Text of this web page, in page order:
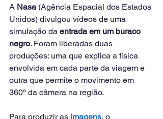
A Nasa (Agência Espacial dos Estados
Unidos) divulgou vídeos de uma
simulação da entrada em um buraco
negro. Foram liberadas duas
produções: uma que explica a física
envolvida em cada parte da viagem e
outra que permite o movimento em
360º da câmera na região.
Para produzir as imagens, o